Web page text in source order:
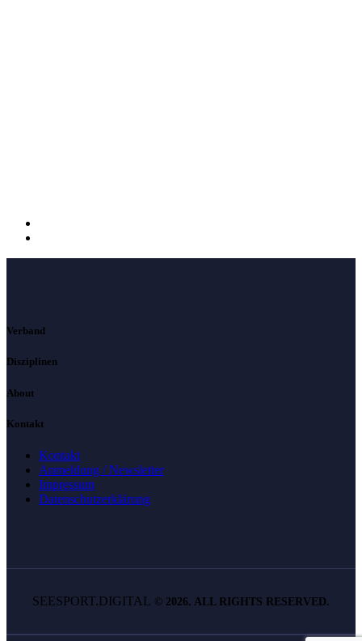
Verband
Disziplinen
About
Kontakt
Kontakt
Anmeldung / Newsletter
Impressum
Datenschutzerklärung
SEESPORT.DIGITAL © 2026. ALL RIGHTS RESERVED.